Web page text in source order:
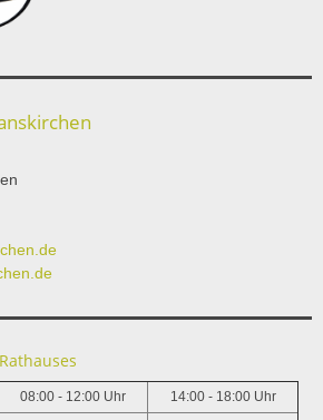
08:00 - 12:00 Uhr 14:00 - 18:00 Uhr